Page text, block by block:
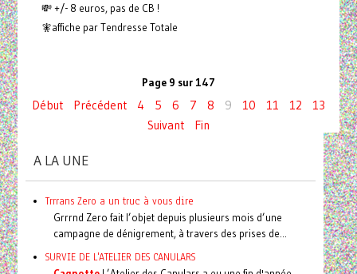
💸 +/- 8 euros, pas de CB !
🧚affiche par Tendresse Totale
Page 9 sur 147
Début Précédent 4 5 6 7 8 9 10 11 12
13
Suivant
Fin
A LA UNE
Trrrans Zero a un truc à vous dire
Grrrnd Zero fait l’objet depuis plusieurs mois d’une
campagne de dénigrement, à travers des prises de...
SURVIE DE L'ATELIER DES CANULARS